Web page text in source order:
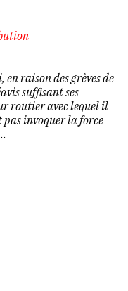
raison des grèves de
suffisant ses
routier avec lequel il
invoquer la force